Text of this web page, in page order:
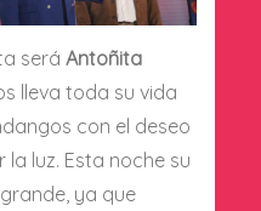
será Antoñita
lleva toda su vida
con el deseo
luz. Esta noche su
ya que